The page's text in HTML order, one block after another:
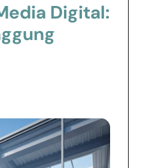
Digital: